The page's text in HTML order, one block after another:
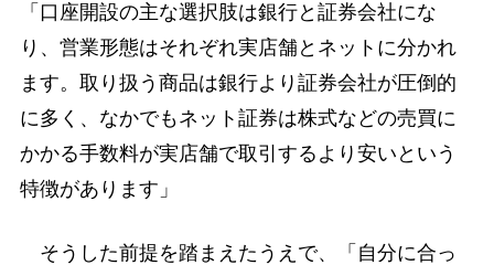
「口座開設の主な選択肢は銀行と証券会社にな
り、営業形態はそれぞれ実店舗とネットに分かれ
ます。取り扱う商品は銀行より証券会社が圧倒的
に多く、なかでもネット証券は株式などの売買に
かかる手数料が実店舗で取引するより安いという
特徴があります」
そうした前提を踏まえたうえで、「自分に合っ